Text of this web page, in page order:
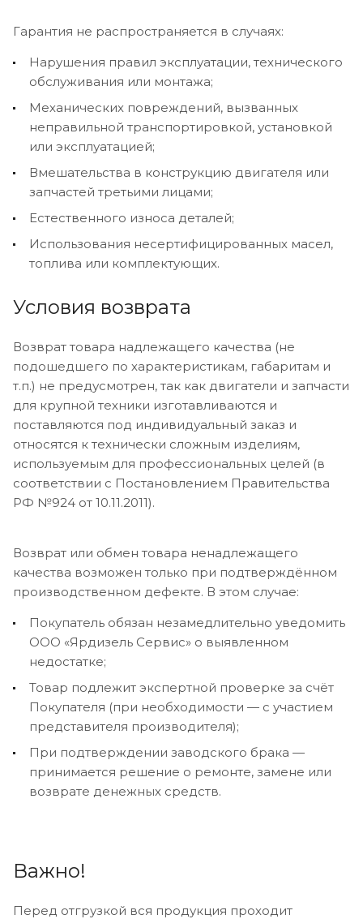
Гарантия не распространяется в случаях:
Нарушения правил эксплуатации, технического
обслуживания или монтажа;
Механических повреждений, вызванных
неправильной транспортировкой, установкой
или эксплуатацией;
Вмешательства в конструкцию двигателя или
запчастей третьими лицами;
Естественного износа деталей;
Использования несертифицированных масел,
топлива или комплектующих.
Условия возврата
Возврат товара надлежащего качества (не
подошедшего по характеристикам, габаритам и
т.п.) не предусмотрен, так как двигатели и запчасти
для крупной техники изготавливаются и
поставляются под индивидуальный заказ и
относятся к технически сложным изделиям,
используемым для профессиональных целей (в
соответствии с Постановлением Правительства
РФ №924 от 10.11.2011).
Возврат или обмен товара ненадлежащего
качества возможен только при подтверждённом
производственном дефекте. В этом случае:
Покупатель обязан незамедлительно уведомить
ООО «Ярдизель Сервис» о выявленном
недостатке;
Товар подлежит экспертной проверке за счёт
Покупателя (при необходимости — с участием
представителя производителя);
При подтверждении заводского брака —
принимается решение о ремонте, замене или
возврате денежных средств.
Важно!
Перед отгрузкой вся продукция проходит